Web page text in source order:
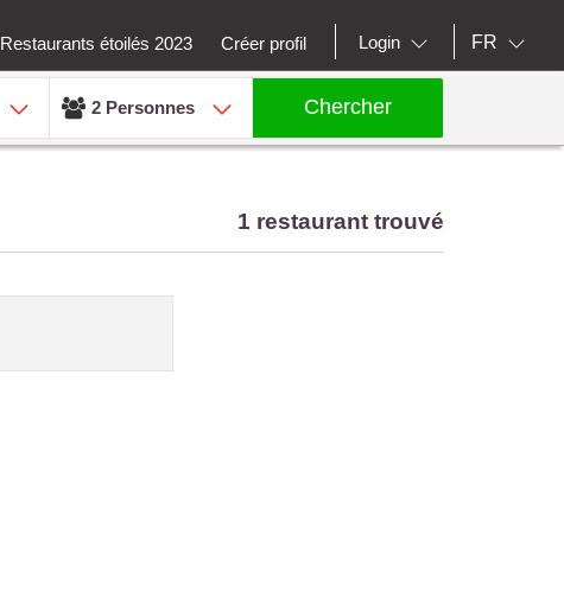
Restaurants étoilés 2023 Créer profil Login FR
2 Personnes Chercher
1 restaurant trouvé